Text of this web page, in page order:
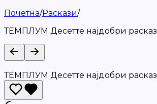
Почетна/Раскази/
ТЕМПЛУМ Десетте најдобри
ТЕМПЛУМ Десетте најдобри